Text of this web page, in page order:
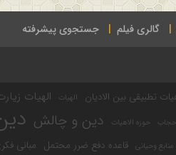
گالری فیلم جستجوی پیشرفته
تطبیقی بین الادیان الهیات الهیات
حجاب حوزه الاهیات دین و چالش
وحیانی قاعده دفع ضرر محتمل مبانی